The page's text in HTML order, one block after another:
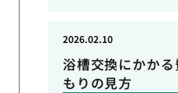
浴槽交換にかか
もりの見方
2026.02.10